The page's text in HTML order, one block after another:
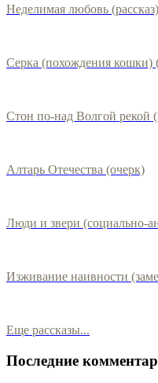
Неделимая любовь (рассказ)
Серка (похождения кошки)
Стон по-над Волгой рекой
Алтарь Отечества (очерк)
Люди и звери (социально-
Изживание наивности
Еще рассказы...
Последние